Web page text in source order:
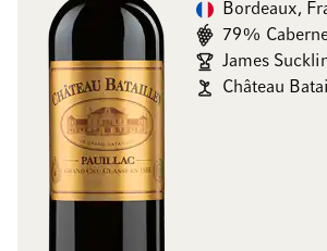
Bordeaux,
79%
James
Château